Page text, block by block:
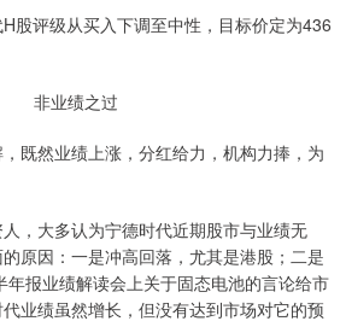
评级从买入下调至中性，目标价定为436
非业绩之过
然业绩上涨，分红给力，机构力捧，为
大多认为宁德时代近期股市与业绩无
原因：一是冲高回落，尤其是港股；二是
报业绩解读会上关于固态电池的言论给市
业绩虽然增长，但没有达到市场对它的预